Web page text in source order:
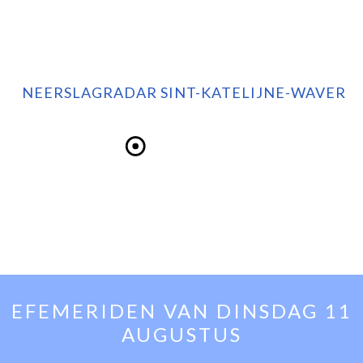
NEERSLAGRADAR SINT-KATELIJNE-WAVER
EFEMERIDEN VAN DINSDAG 11
AUGUSTUS